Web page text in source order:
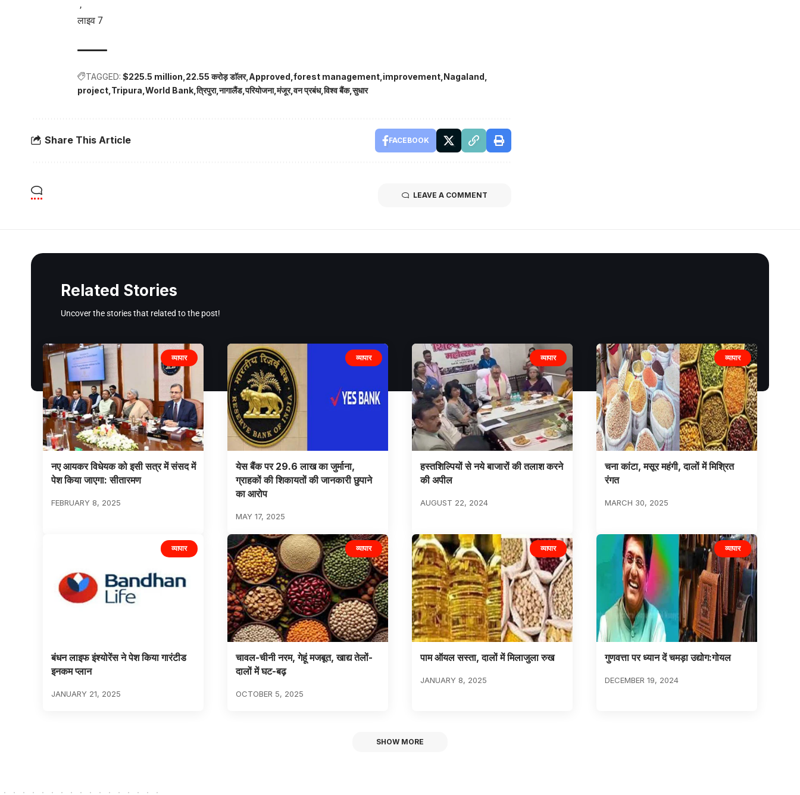
,
लाइव 7
TAGGED: $225.5 million 22.55 करोड़ डाॅलर Approved forest management improvement Nagaland
project Tripura World Bank त्रिपुरा नागालैंड परियोजना मंजूर वन प्रबंध विश्व बैंक सुधार
Share This Article FACEBOOK
LEAVE A COMMENT
Related Stories
Uncover the stories that related to the post!
व्यापार
नए आयकर विधेयक को इसी सत्र में संसद में
पेश किया जाएगा: सीतारमण
FEBRUARY 8, 2025
व्यापार
येस बैंक पर 29.6 लाख का जुर्माना,
ग्राहकों की शिकायतों की जानकारी छुपाने
का आरोप
MAY 17, 2025
व्यापार
हस्तशिल्पियों से नये बाजारों की तलाश करने
की अपील
AUGUST 22, 2024
व्यापार
चना कांटा, मसूर महंगी, दालों में मिश्रित
रंगत
MARCH 30, 2025
व्यापार
बंधन लाइफ इंश्योरेंस ने पेश किया गारंटीड
इनकम प्लान
JANUARY 21, 2025
व्यापार
चावल-चीनी नरम, गेहूं मजबूत, खाद्य तेलों-
दालों में घट-बढ़
OCTOBER 5, 2025
व्यापार
पाम ऑयल सस्ता, दालों में मिलाजुला रुख
JANUARY 8, 2025
व्यापार
गुणवत्ता पर ध्यान दें चमड़ा उद्योग:गोयल
DECEMBER 19, 2024
SHOW MORE